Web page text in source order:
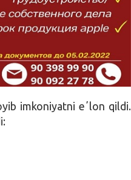
imkoniyatni eʼlon qildi.